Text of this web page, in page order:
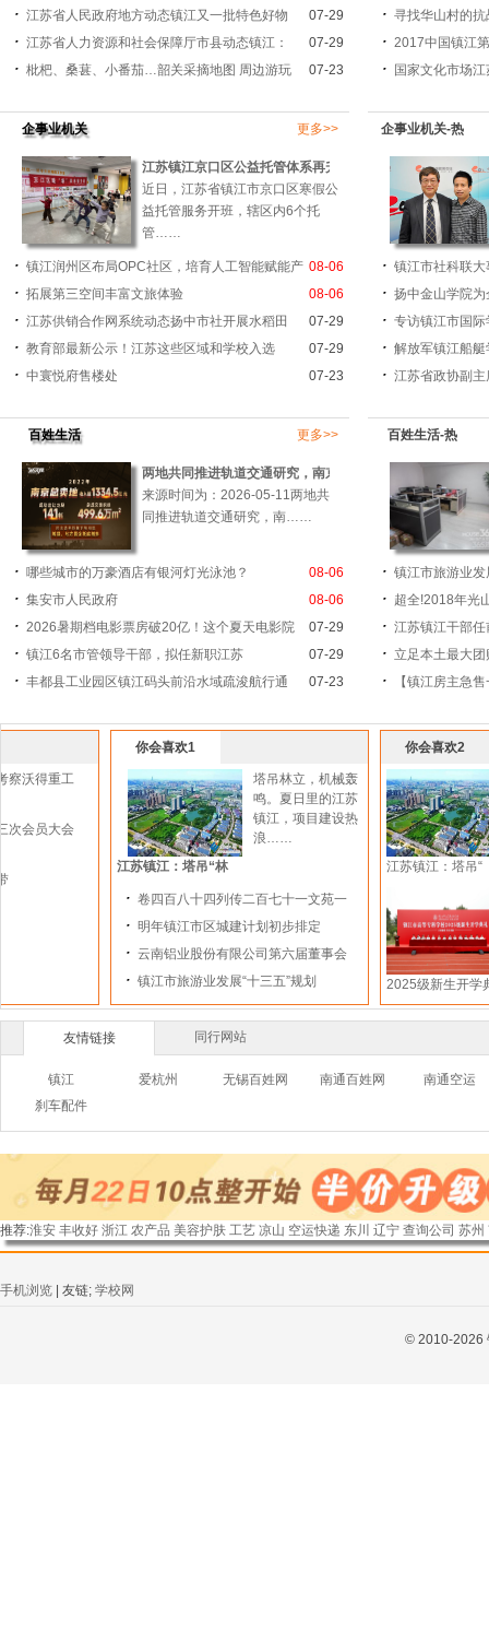
江苏省人民政府地方动态镇江又一批特色好物
07-29
江苏省人力资源和社会保障厅市县动态镇江：
07-29
枇杷、桑葚、小番茄…韶关采摘地图 周边游玩
07-23
寻找华山村的抗
2017中国镇江
国家文化市场
更多>>
企事业机关
江苏镇江京口区公益托管体系再升级
近日，江苏省镇江市京口区寒假公
益托管服务开班，辖区内6个托
管……
镇江润州区布局OPC社区，培育人工智能赋能产 08-06
拓展第三空间丰富文旅体验
08-06
江苏供销合作网系统动态扬中市社开展水稻田
07-29
教育部最新公示！江苏这些区域和学校入选
07-29
中寰悦府售楼处
07-23
企事业机关-热
镇江市社科联大
扬中金山学院为
专访镇江市国
解放军镇江船艇
江苏省政协副
更多>>
百姓生活
两地共同推进轨道交通研究，南京又一条跨市
来源时间为：2026-05-11两地共
同推进轨道交通研究，南……
哪些城市的万豪酒店有银河灯光泳池？
08-06
集安市人民政府
08-06
2026暑期档电影票房破20亿！这个夏天电影院
07-29
镇江6名市管领导干部，拟任新职江苏
07-29
丰都县工业园区镇江码头前沿水域疏浚航行通
07-23
百姓生活-热
镇江市旅游业发
超全!2018年光
江苏镇江干部
立足本土最大
【镇江房主急
江苏镇江：塔吊“林
塔吊林立，机械轰
鸣。夏日里的江苏
镇江，项目建设热
浪……
卷四百八十四列传二百七十一文苑一
明年镇江市区城建计划初步排定
云南铝业股份有限公司第六届董事会
镇江市旅游业发展“十三五”规划
“中文 职业技
2025级新生开学典 镇江市高等
友情链接 同行网站
镇江 爱杭州 无锡百姓网 南通百姓网
南通空运
刹车配件
推荐:淮安 丰收好 浙江 农产品 美容护肤 工艺 凉山 空运快递 东川 辽宁 查询公司 苏州
手机浏览 | 友链; 学校网
© 2010-2026